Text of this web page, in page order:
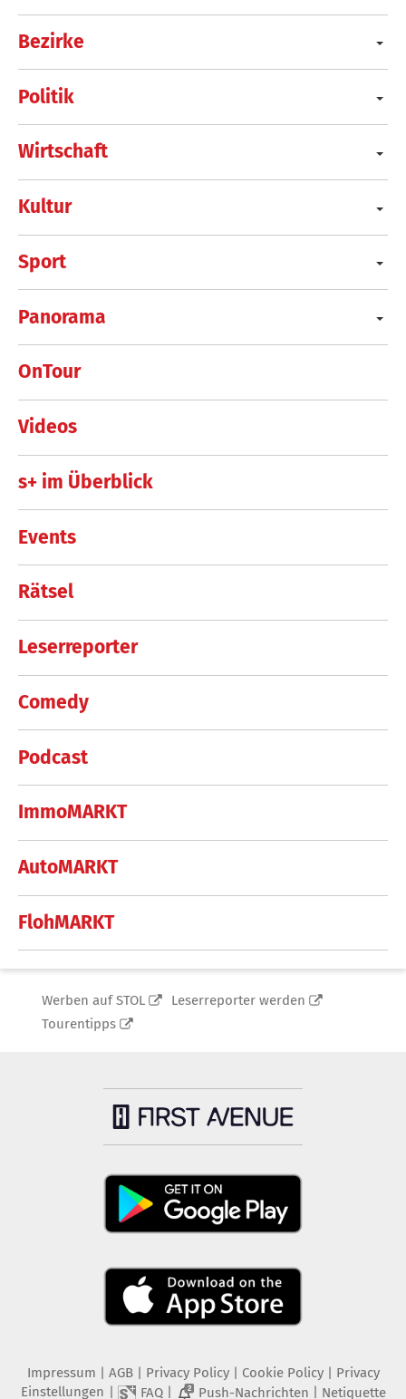
Bezirke
Politik
Wirtschaft
Kultur
Sport
Panorama
OnTour
Videos
s+ im Überblick
Events
Rätsel
Leserreporter
Comedy
Podcast
ImmoMARKT
AutoMARKT
FlohMARKT
Werben auf STOL
Leserreporter werden
Tourentipps
Impressum AGB Privacy Policy| Cookie Policy| Privacy
Einstellungen
FAQ| 2 Push-Nachrichten Netiquette